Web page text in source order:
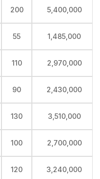
200 5,400,000
55 1,485,000
110 2,970,000
90 2,430,000
130 3,510,000
100 2,700,000
120 3,240,000